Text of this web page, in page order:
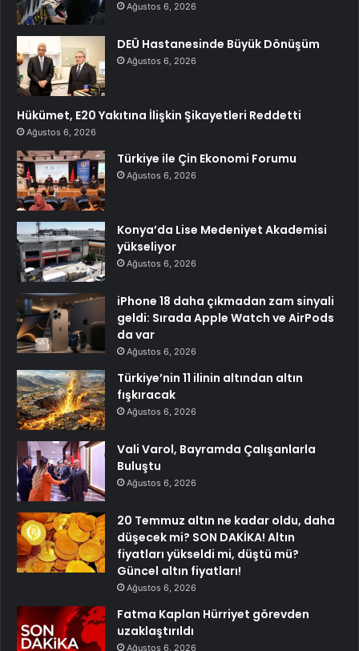
Ağustos 6, 2026
DEÜ Hastanesinde Büyük Dönüşüm
Ağustos 6, 2026
Hükümet, E20 Yakıtına İlişkin Şikayetleri Reddetti
Ağustos 6, 2026
Türkiye ile Çin Ekonomi Forumu
Ağustos 6, 2026
Konya’da Lise Medeniyet Akademisi
yükseliyor
Ağustos 6, 2026
iPhone 18 daha çıkmadan zam sinyali
geldi: Sırada Apple Watch ve AirPods
da var
Ağustos 6, 2026
Türkiye’nin 11 ilinin altından altın
fışkıracak
Ağustos 6, 2026
Vali Varol, Bayramda Çalışanlarla
Buluştu
Ağustos 6, 2026
20 Temmuz altın ne kadar oldu, daha
düşecek mi? SON DAKİKA! Altın
fiyatları yükseldi mi, düştü mü?
Güncel altın fiyatları!
Ağustos 6, 2026
Fatma Kaplan Hürriyet görevden
uzaklaştırıldı
Ağustos 6, 2026